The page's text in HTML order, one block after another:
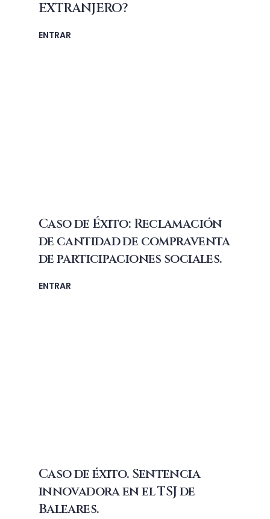
EXTRANJERO?
ENTRAR
Caso de Éxito: Reclamación
de cantidad de compraventa
de participaciones sociales.
ENTRAR
Caso de éxito. Sentencia
innovadora en el TSJ de
Baleares.